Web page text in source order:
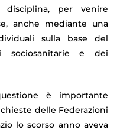
disciplina, per venire
anche mediante una
sulla base del
sociosanitarie e dei
è importante
delle Federazioni
lo scorso anno aveva